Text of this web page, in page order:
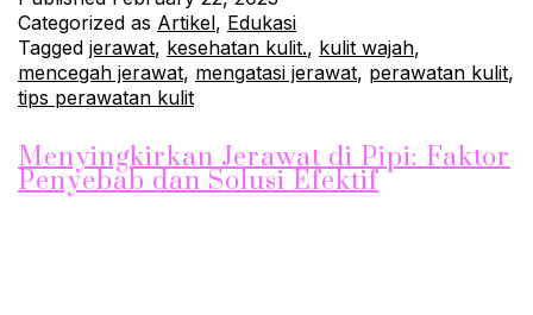
Categorized as Artikel, Edukasi
Tagged jerawat, kesehatan kulit., kulit wajah,
mencegah jerawat, mengatasi jerawat, perawatan kulit,
tips perawatan kulit
Menyingkirkan Jerawat di Pipi: Faktor
Penyebab dan Solusi Efektif